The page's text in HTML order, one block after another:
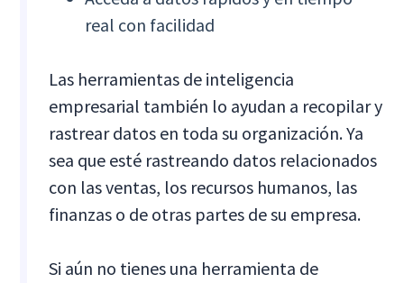
real con facilidad
Las herramientas de inteligencia
empresarial también lo ayudan a recopilar y
rastrear datos en toda su organización. Ya
sea que esté rastreando datos relacionados
con las ventas, los recursos humanos, las
finanzas o de otras partes de su empresa.
Si aún no tienes una herramienta de